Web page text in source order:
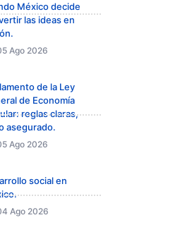
México decide
las ideas en
Ago 2026
de la Ley
de Economía
reglas claras,
asegurado.
Ago 2026
social en
Ago 2026